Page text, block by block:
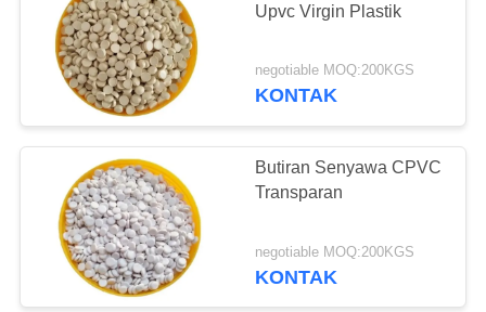
Plasticizer Industri
Pelumas PVC
Upvc Virgin Plastik
negotiable MOQ:200KGS
KONTAK
Butiran Senyawa CPVC
Transparan
negotiable MOQ:200KGS
KONTAK